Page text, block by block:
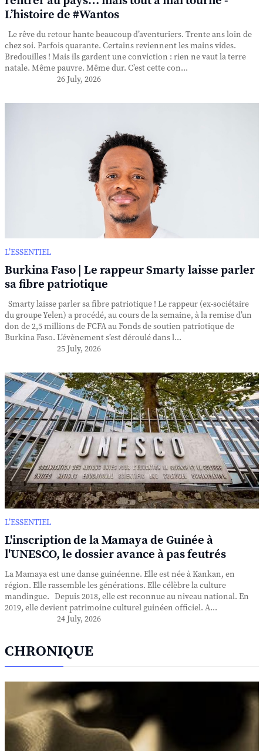
L’histoire de #Wantos
Le rêve du retour hante beaucoup d’aventuriers. Trente ans loin de
chez soi. Parfois quarante. Certains reviennent les mains vides.
Bredouilles ! Mais ils gardent une conviction : rien ne vaut la terre
natale. Même pauvre. Même dur. C’est cette con...
26 July, 2026
L’ESSENTIEL
Burkina Faso | Le rappeur Smarty laisse parler
sa fibre patriotique
Smarty laisse parler sa fibre patriotique ! Le rappeur (ex-sociétaire
du groupe Yelen) a procédé, au cours de la semaine, à la remise d’un
don de 2,5 millions de FCFA au Fonds de soutien patriotique de
Burkina Faso. L’évènement s’est déroulé dans l...
25 July, 2026
L’ESSENTIEL
L'inscription de la Mamaya de Guinée à
l'UNESCO, le dossier avance à pas feutrés
La Mamaya est une danse guinéenne. Elle est née à Kankan, en
région. Elle rassemble les générations. Elle célèbre la culture
mandingue. Depuis 2018, elle est reconnue au niveau national. En
2019, elle devient patrimoine culturel guinéen officiel. A...
24 July, 2026
CHRONIQUE